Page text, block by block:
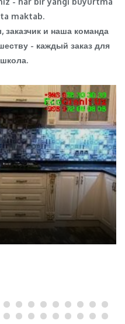
maktab.
и наша команда
- каждый заказ для